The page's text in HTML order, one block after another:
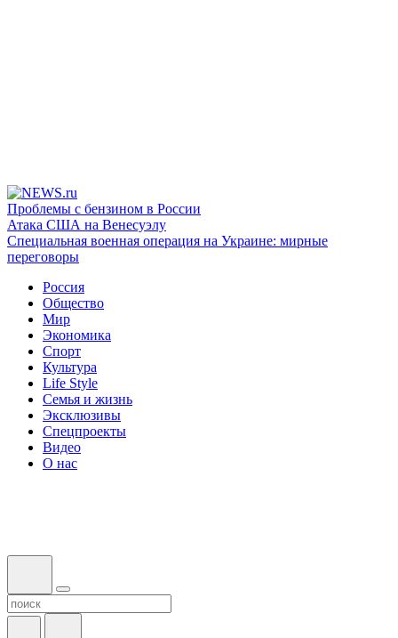
Проблемы с бензином в России
Атака США на Венесуэлу
Специальная военная операция на Украине: мирные
переговоры
Россия
Общество
Мир
Экономика
Спорт
Культура
Life Style
Семья и жизнь
Эксклюзивы
Спецпроекты
Видео
О нас